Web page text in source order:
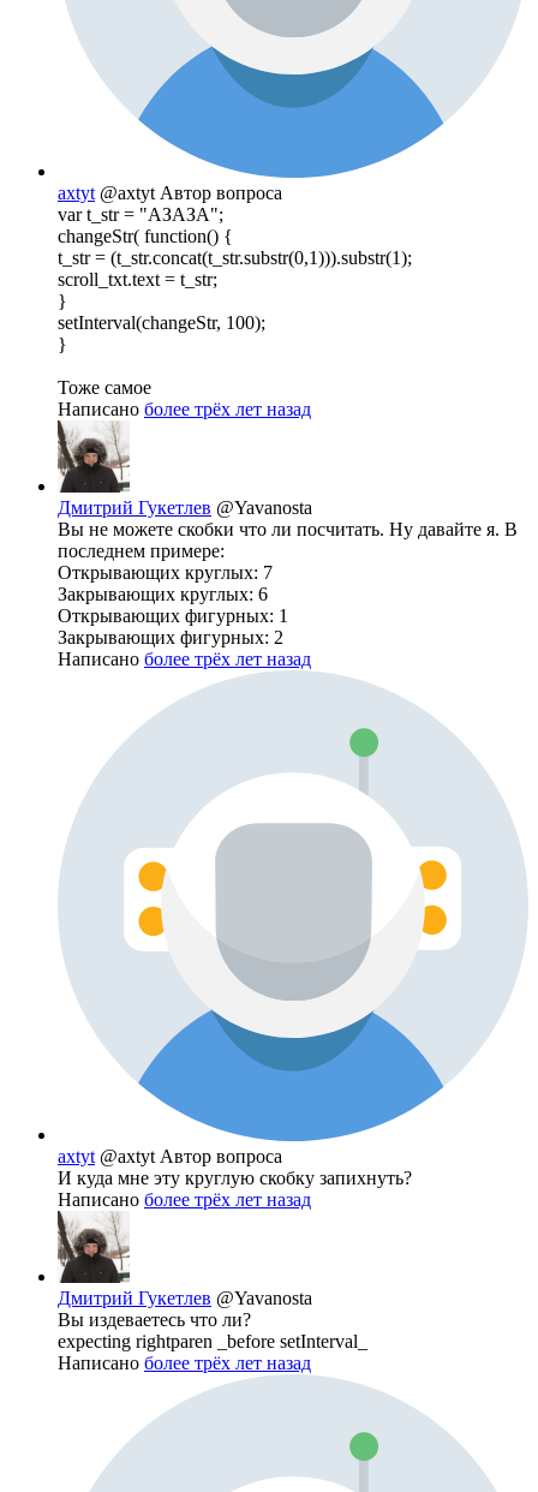
axtyt @axtyt Автор вопроса
var t_str = "АЗАЗА";
changeStr( function() {
t_str = (t_str.concat(t_str.substr(0,1))).substr(1);
scroll_txt.text = t_str;
}
setInterval(changeStr, 100);
}
Тоже самое
Написано более трёх лет назад
Дмитрий Гукетлев @Yavanosta
Вы не можете скобки что ли посчитать. Ну давайте я. В
последнем примере:
Открывающих круглых: 7
Закрывающих круглых: 6
Открывающих фигурных: 1
Закрывающих фигурных: 2
Написано более трёх лет назад
axtyt @axtyt Автор вопроса
И куда мне эту круглую скобку запихнуть?
Написано более трёх лет назад
Дмитрий Гукетлев @Yavanosta
Вы издеваетесь что ли?
expecting rightparen _before setInterval_
Написано более трёх лет назад